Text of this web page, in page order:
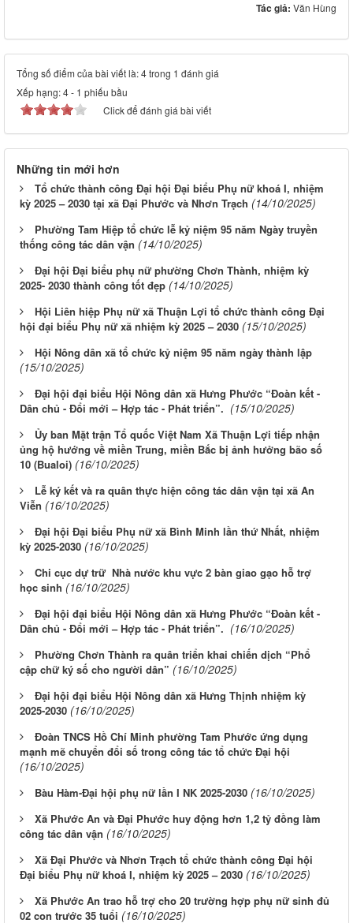
Tác giả: Văn Hùng
Tổng số điểm của bài viết là: 4 trong 1 đánh giá
Xếp hạng:4- 1 phiếu bầu
Click để đánh giá bài viết
Những tin mới hơn
Tổ chức thành công Đại hội Đại biểu Phụ nữ khoá I, nhiệm
kỳ 2025 – 2030 tại xã Đại Phước và Nhơn Trạch (14/10/2025)
Phường Tam Hiệp tổ chức lễ kỷ niệm 95 năm Ngày truyền
thống công tác dân vận (14/10/2025)
Đại hội Đại biểu phụ nữ phường Chơn Thành, nhiệm kỳ
2025- 2030 thành công tốt đẹp (14/10/2025)
Hội Liên hiệp Phụ nữ xã Thuận Lợi tổ chức thành công Đại
hội đại biểu Phụ nữ xã nhiệm kỳ 2025 – 2030 (15/10/2025)
Hội Nông dân xã tổ chức kỷ niệm 95 năm ngày thành lập
(15/10/2025)
Đại hội đại biểu Hội Nông dân xã Hưng Phước “Đoàn kết -
Dân chủ - Đổi mới – Hợp tác - Phát triển”. (15/10/2025)
Ủy ban Mặt trận Tổ quốc Việt Nam Xã Thuận Lợi tiếp nhận
ủng hộ hướng về miền Trung, miền Bắc bị ảnh hưởng bão số
10 (Bualoi) (16/10/2025)
Lễ ký kết và ra quân thực hiện công tác dân vận tại xã An
Viễn (16/10/2025)
Đại hội Đại biểu Phụ nữ xã Bình Minh lần thứ Nhất, nhiệm
kỳ 2025-2030 (16/10/2025)
Chi cục dự trữ Nhà nước khu vực 2 bàn giao gạo hỗ trợ
học sinh (16/10/2025)
Đại hội đại biểu Hội Nông dân xã Hưng Phước “Đoàn kết -
Dân chủ - Đổi mới – Hợp tác - Phát triển”. (16/10/2025)
Phường Chơn Thành ra quân triển khai chiến dịch “Phổ
cập chữ ký số cho người dân” (16/10/2025)
Đại hội đại biểu Hội Nông dân xã Hưng Thịnh nhiệm kỳ
2025-2030 (16/10/2025)
Đoàn TNCS Hồ Chí Minh phường Tam Phước ứng dụng
mạnh mẽ chuyển đổi số trong công tác tổ chức Đại hội
(16/10/2025)
Bàu Hàm-Đại hội phụ nữ lần I NK 2025-2030 (16/10/2025)
Xã Phước An và Đại Phước huy động hơn 1,2 tỷ đồng làm
công tác dân vận (16/10/2025)
Xã Đại Phước và Nhơn Trạch tổ chức thành công Đại hội
Đại biểu Phụ nữ khoá I, nhiệm kỳ 2025 – 2030 (16/10/2025)
Xã Phước An trao hỗ trợ cho 20 trường hợp phụ nữ sinh đủ
02 con trước 35 tuổi (16/10/2025)